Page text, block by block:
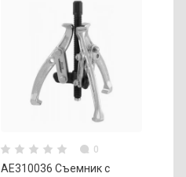
0
AE310036 Съемник с